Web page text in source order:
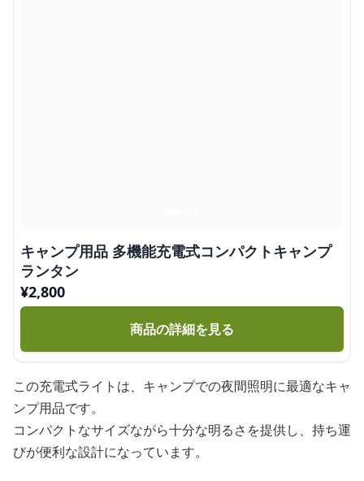
キャンプ用品 多機能充電式コンパクトキャンプ
ランタン
¥2,800
商品の詳細を見る
この充電式ライトは、キャンプでの夜間照明に最適なキャ
ンプ用品です。
コンパクトなサイズながら十分な明るさを提供し、持ち運
びが便利な設計になっています。